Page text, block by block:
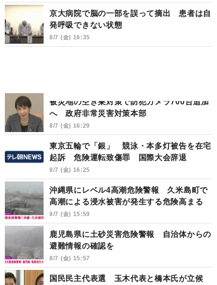
京大病院で脳の一部を誤って摘出 患者は自
発呼吸できない状態
8/7 (金) 16:35
被災地の空き巣対策で防犯カメラ700台追加
へ 政府非常災害対策本部
8/7 (金) 16:29
東京五輪で「銀」 競泳・本多灯被告を在宅
起訴 危険運転致傷罪 国際大会辞退
8/7 (金) 16:25
沖縄県にレベル4高潮危険警報 久米島町で
高潮による浸水被害が発生する危険高まる
8/7 (金) 15:59
鹿児島県に土砂災害危険警報 自治体からの
避難情報の確認を
8/7 (金) 15:57
国民民主代表選 玉木代表と橋本氏が立候